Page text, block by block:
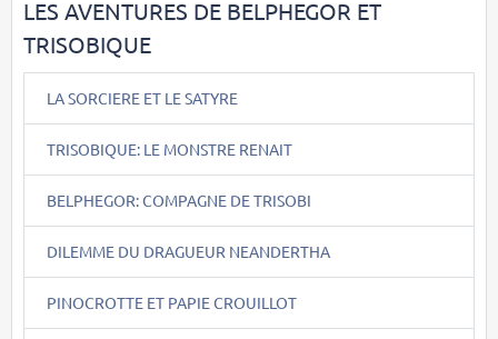
LES AVENTURES DE BELPHEGOR ET
TRISOBIQUE
LA SORCIERE ET LE SATYRE
TRISOBIQUE: LE MONSTRE RENAIT
BELPHEGOR: COMPAGNE DE TRISOBI
DILEMME DU DRAGUEUR NEANDERTHA
PINOCROTTE ET PAPIE CROUILLOT